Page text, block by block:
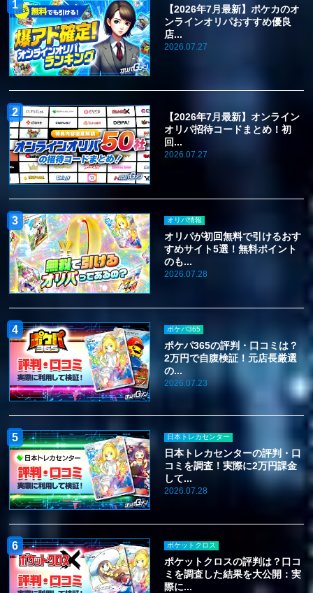
【2026年7月最新】ポケカのオ
ンラインオリパおすすめ優良
店...
2026.07.27
【2026年7月最新】オンライン
オリパ招待コードまとめ！初
回...
2026.07.27
オリパ情報
オリパが初回無料で引けるおす
すめサイト5選！無料ポイント
のも...
2026.07.28
ポケパ365
ポケパ365の評判・口コミは？
2万円で自腹検証！元店長厳選
の...
2026.07.23
日本トレカセンター
日本トレカセンターの評判・口
コミを調査！実際に2万円課金
して...
2026.07.28
ポケットクロス
ポケットクロスの評判は？口コ
ミを調査した結果を大公開：実
際に...